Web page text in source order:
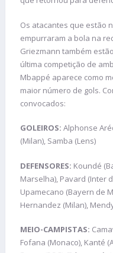
Os atacantes que estão
empurraram a bola na
Griezmann também
última competição de
Mbappé aparece como
maior número de gols.
convocados:
GOLEIROS: Alphonse
(Milan), Samba (Lens)
DEFENSORES: Koundé
Marselha), Pavard (Inter
Upamecano (Bayern de
Hernandez (Milan),
MEIO-CAMPISTAS:
Fofana (Monaco), Kanté